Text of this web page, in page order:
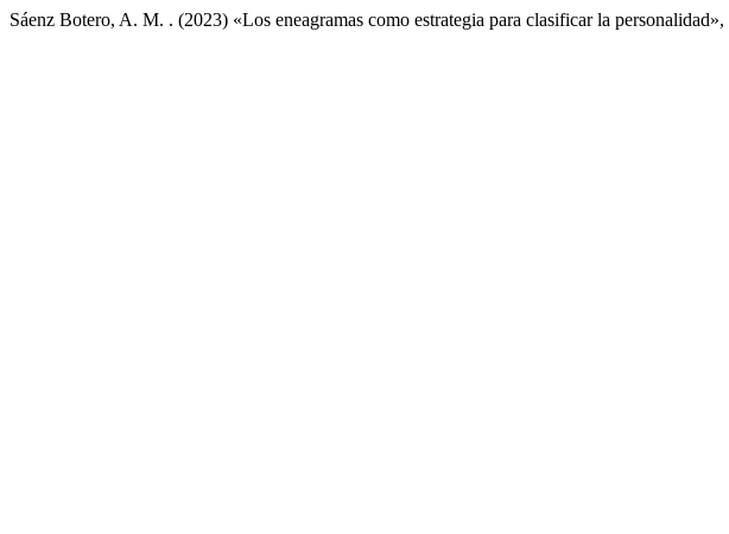
Sáenz Botero, A. M. . (2023) «Los eneagramas como estrategia para clasificar la personalidad»,